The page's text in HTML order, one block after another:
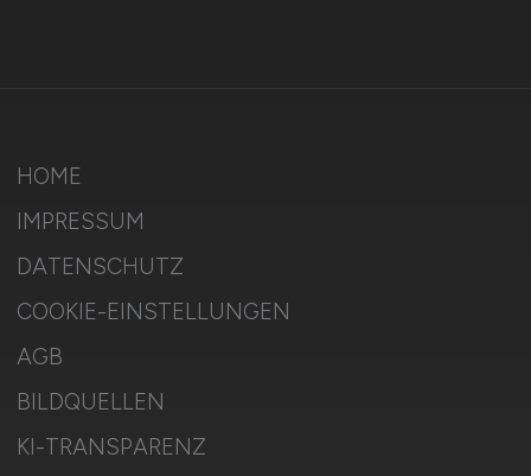
HOME
IMPRESSUM
DATENSCHUTZ
COOKIE-EINSTELLUNGEN
AGB
BILDQUELLEN
KI-TRANSPARENZ